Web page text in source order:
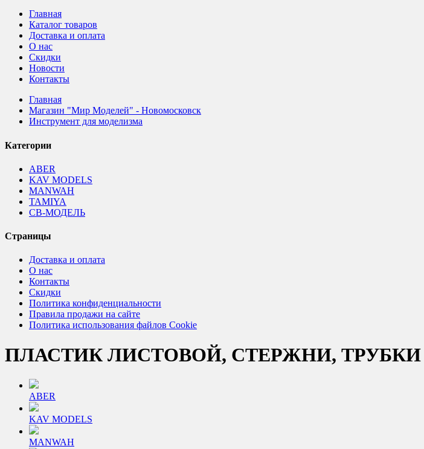
Главная
Каталог товаров
Доставка и оплата
О нас
Скидки
Новости
Контакты
Главная
Магазин "Мир Моделей" - Новомосковск
Инструмент для моделизма
Категории
ABER
KAV MODELS
MANWAH
TAMIYA
СВ-МОДЕЛЬ
Страницы
Доставка и оплата
О нас
Контакты
Скидки
Политика конфиденциальности
Правила продажи на сайте
Политика использования файлов Cookie
ПЛАСТИК ЛИСТОВОЙ, СТЕРЖНИ, ТРУБКИ
ABER
KAV MODELS
MANWAH